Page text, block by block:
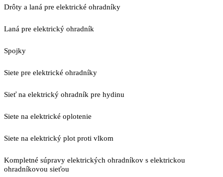
Drôty a laná pre elektrické ohradníky
Laná pre elektrický ohradník
Spojky
Siete pre elektrické ohradníky
Sieť na elektrický ohradník pre hydinu
Siete na elektrické oplotenie
Siete na elektrický plot proti vlkom
Kompletné súpravy elektrických ohradníkov s elektrickou
ohradníkovou sieťou